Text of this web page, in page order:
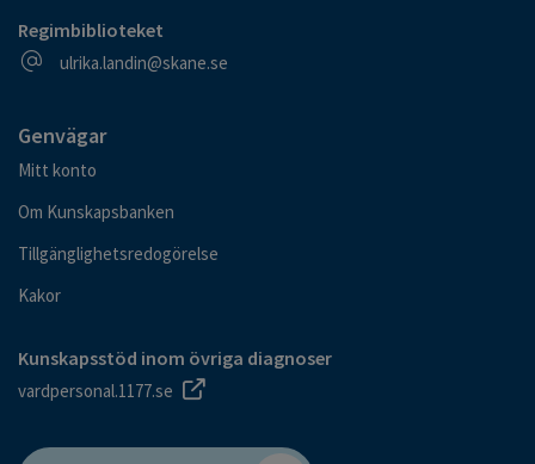
Regimbiblioteket
E-postadress
ulrika.landin@skane.se
Genvägar
Mitt konto
Om Kunskapsbanken
Tillgänglighetsredogörelse
Kakor
Kunskapsstöd inom övriga diagnoser
vardpersonal.1177.se